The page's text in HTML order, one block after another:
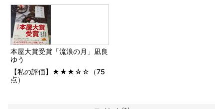
本屋大賞受賞「流浪の月」凪良
ゆう
【私の評価】★★★☆☆（75
点）